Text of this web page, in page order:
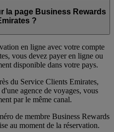
la page Business Rewards
?
en ligne avec votre compte
vous devez payer en ligne ou
disponible dans votre pays.
du Service Clients Emirates,
agence de voyages, vous
par le même canal.
de membre Business Rewards
au moment de la réservation.